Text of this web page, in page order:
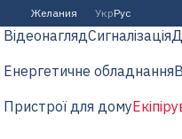
Желания УкрРус
ВідеонаглядСигналізація
Енергетичне обладнання
Пристрої для дому